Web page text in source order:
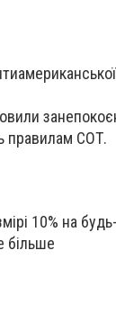
правилам СОТ.
10% на
більше